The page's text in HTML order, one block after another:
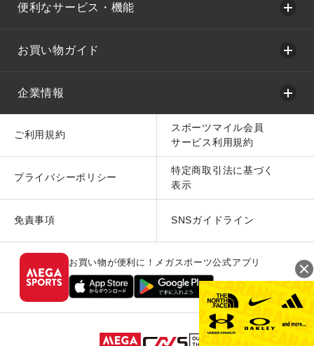
便利なサービス・機能
お買い物ガイド
企業情報
ご利用規約
スポーツマイル会員
サービス利用規約
プライバシーポリシー
特定商取引法に基づく
表示
免責事項 SNSガイドライン
お買い物が便利に！メガスポーツ公式アプリ